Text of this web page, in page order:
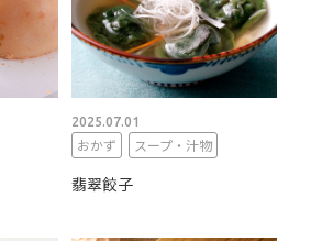
2025.07.01
おかず スープ・汁物
翡翠餃子